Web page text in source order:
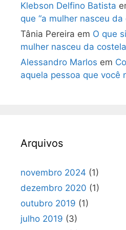
Klebson Delfino Batista
que “a mulher nasceu
Tânia Pereira em O que
mulher nasceu da
Alessandro Marlos em
aquela pessoa que você
Arquivos
novembro 2024 (1)
dezembro 2020 (1)
outubro 2019 (1)
julho 2019 (3)